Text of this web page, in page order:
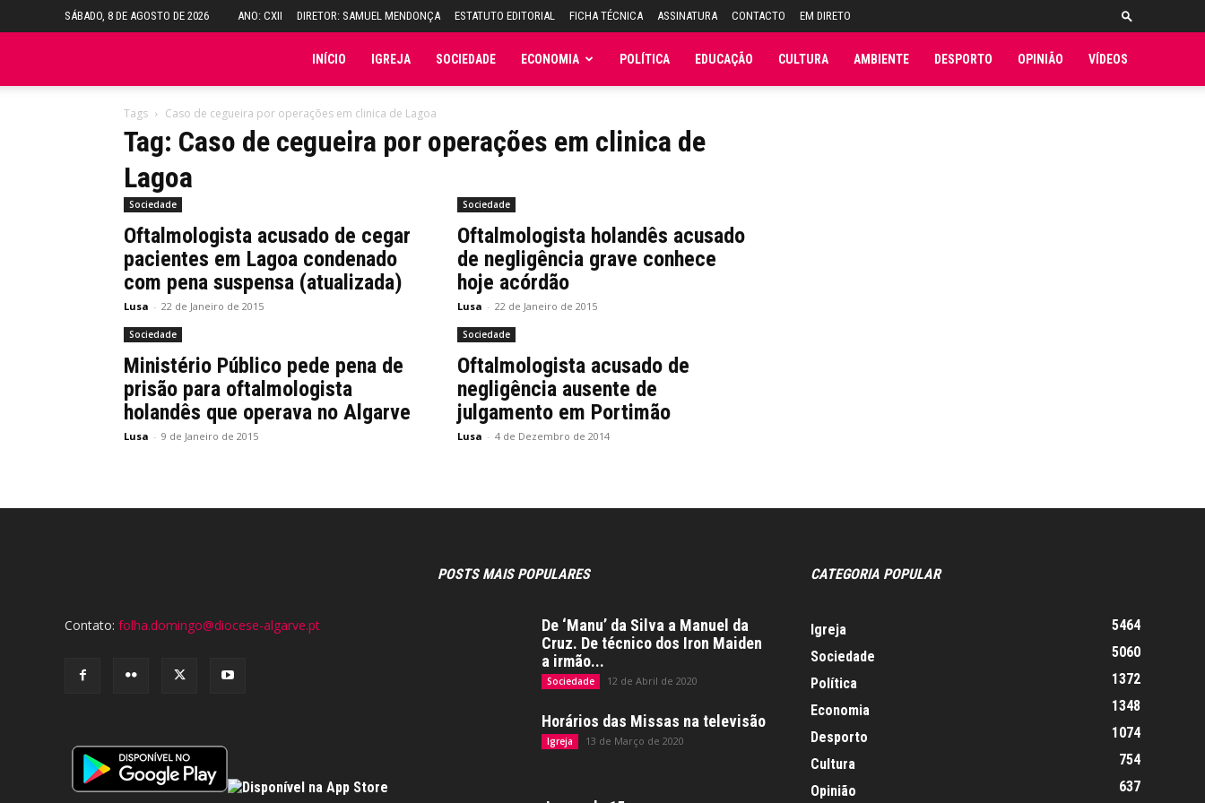
SÁBADO, 8 DE AGOSTO DE 2026 ANO: CXII DIRETOR: SAMUEL MENDONÇA ESTATUTO EDITORIAL FICHA TÉCNICA ASSINATURA CONTACTO EM DIRETO
INÍCIO IGREJA SOCIEDADE ECONOMIA POLÍTICA EDUCAÇÃO CULTURA AMBIENTE DESPORTO OPINIÃO VÍDEOS
Tags Caso de cegueira por operações em clinica de Lagoa
Tag: Caso de cegueira por operações em clinica de
Lagoa
Sociedade
Oftalmologista acusado de cegar
pacientes em Lagoa condenado
com pena suspensa (atualizada)
Lusa - 22 de Janeiro de 2015
Sociedade
Oftalmologista holandês acusado
de negligência grave conhece
hoje acórdão
Lusa - 22 de Janeiro de 2015
Sociedade
Ministério Público pede pena de
prisão para oftalmologista
holandês que operava no Algarve
Lusa - 9 de Janeiro de 2015
Sociedade
Oftalmologista acusado de
negligência ausente de
julgamento em Portimão
Lusa - 4 de Dezembro de 2014
Contato: folha.domingo@diocese-algarve.pt
POSTS MAIS POPULARES
De ‘Manu’ da Silva a Manuel da
Cruz. De técnico dos Iron Maiden
a irmão...
Sociedade 12 de Abril de 2020
Horários das Missas na televisão
Igreja 13 de Março de 2020
CATEGORIA POPULAR
Igreja
5464
Sociedade
5060
Política
1372
Economia
1348
Desporto
1074
Cultura
754
Opinião
637